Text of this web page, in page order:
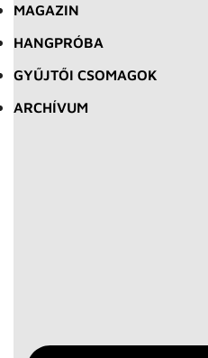
MAGAZIN
HANGPRÓBA
GYŰJTŐI CSOMAGOK
ARCHÍVUM